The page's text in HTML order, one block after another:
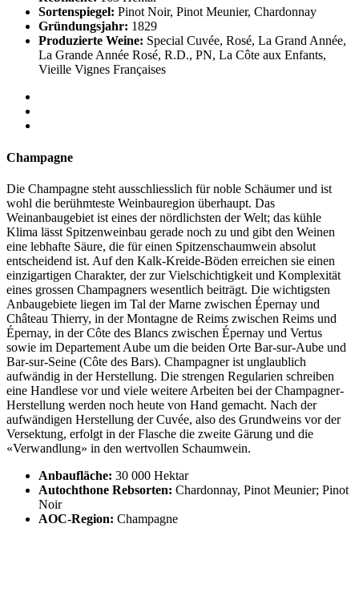
Sortenspiegel: Pinot Noir, Pinot Meunier, Chardonnay
Gründungsjahr: 1829
Produzierte Weine: Special Cuvée, Rosé, La Grand Année,
La Grande Année Rosé, R.D., PN, La Côte aux Enfants,
Vieille Vignes Françaises
Champagne
Die Champagne steht ausschliesslich für noble Schäumer und ist
wohl die berühmteste Weinbauregion überhaupt. Das
Weinanbaugebiet ist eines der nördlichsten der Welt; das kühle
Klima lässt Spitzenweinbau gerade noch zu und gibt den Weinen
eine lebhafte Säure, die für einen Spitzenschaumwein absolut
entscheidend ist. Auf den Kalk-Kreide-Böden erreichen sie einen
einzigartigen Charakter, der zur Vielschichtigkeit und Komplexität
eines grossen Champagners wesentlich beiträgt. Die wichtigsten
Anbaugebiete liegen im Tal der Marne zwischen Épernay und
Château Thierry, in der Montagne de Reims zwischen Reims und
Épernay, in der Côte des Blancs zwischen Épernay und Vertus
sowie im Departement Aube um die beiden Orte Bar-sur-Aube und
Bar-sur-Seine (Côte des Bars). Champagner ist unglaublich
aufwändig in der Herstellung. Die strengen Regularien schreiben
eine Handlese vor und viele weitere Arbeiten bei der Champagner-
Herstellung werden noch heute von Hand gemacht. Nach der
aufwändigen Herstellung der Cuvée, also des Grundweins vor der
Versektung, erfolgt in der Flasche die zweite Gärung und die
«Verwandlung» in den wertvollen Schaumwein.
Anbaufläche: 30 000 Hektar
Autochthone Rebsorten: Chardonnay, Pinot Meunier; Pinot
Noir
AOC-Region: Champagne